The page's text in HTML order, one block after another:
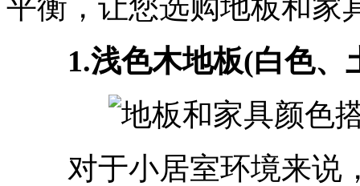
平衡，让您选购地板和家
1.浅色木地板(白色、
对于小居室环境来说